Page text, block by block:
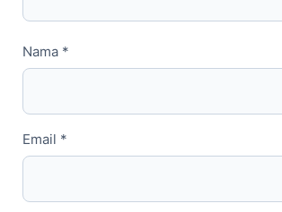
Nama *
Email *